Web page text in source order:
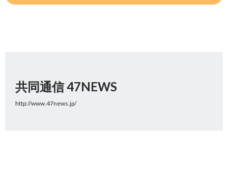
共同通信 47NEWS
http://www.47news.jp/